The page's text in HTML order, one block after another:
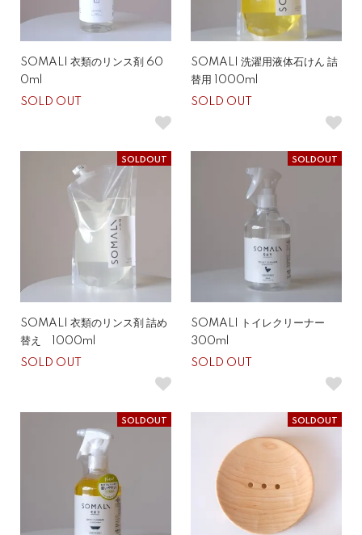
SOMALI 衣類のリンス剤 60
0ml
SOLD OUT
SOMALI 洗濯用液体石けん 詰
替用 1000ml
SOLD OUT
SOLDOUT
SOMALI 衣類のリンス剤 詰め
替え 1000ml
SOLD OUT
SOLDOUT
SOMALI トイレクリーナー
300ml
SOLD OUT
SOLDOUT SOLDOUT